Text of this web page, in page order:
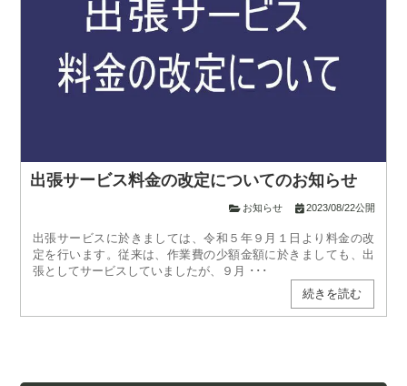
出張サービス料金の改定についてのお知らせ
お知らせ 2023/08/22公開
出張サービスに於きましては、令和５年９月１日より料金の改
定を行います。従来は、作業費の少額金額に於きましても、出
張としてサービスしていましたが、９月 ･･･
続きを読む